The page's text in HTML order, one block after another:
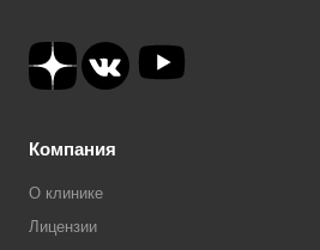
Компания
О клинике
Лицензии